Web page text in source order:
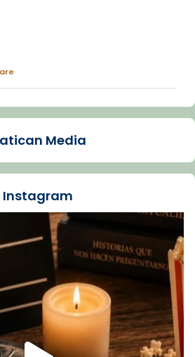
de Barcelona
depressió. Fa gairebé
Lluís Companys, la
comp
Vatican
es/iglesia/news/2026-
depresion-papa-viaje-
Media
Instagram